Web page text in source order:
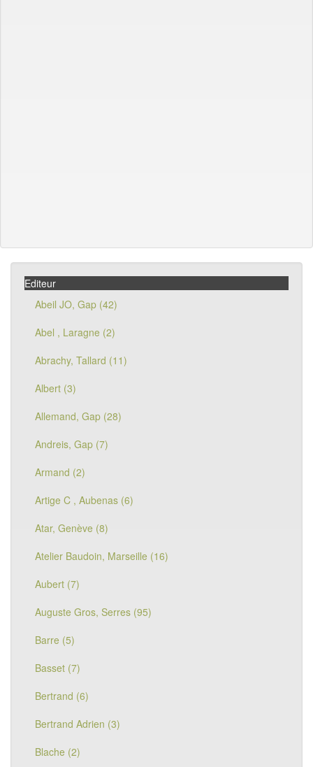
Editeur
Abeil JO, Gap (42)
Abel , Laragne (2)
Abrachy, Tallard (11)
Albert (3)
Allemand, Gap (28)
Andreis, Gap (7)
Armand (2)
Artige C , Aubenas (6)
Atar, Genève (8)
Atelier Baudoin, Marseille (16)
Aubert (7)
Auguste Gros, Serres (95)
Barre (5)
Basset (7)
Bertrand (6)
Bertrand Adrien (3)
Blache (2)